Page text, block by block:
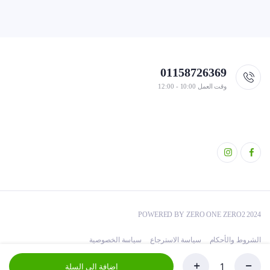
إضافة إلى السلة
01158726369
وقت العمل 10:00 - 12:00
POWERED BY ZERO ONE ZERO2 2024
الشروط والأحكام سياسة الاسترجاع سياسة الخصوصية